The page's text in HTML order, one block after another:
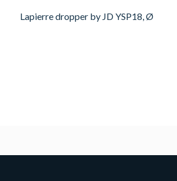
Lapierre dropper by JD YSP18, Ø